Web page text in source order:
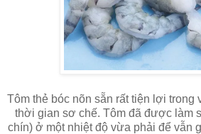
Tôm thẻ bóc nõn sẵn rất tiện lợi trong
thời gian sơ chế. Tôm đã được làm
chín) ở một nhiệt độ vừa phải để vẫn